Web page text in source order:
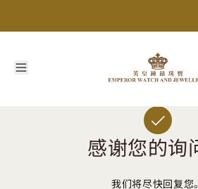
感谢您的询
我们将尽快回复您。